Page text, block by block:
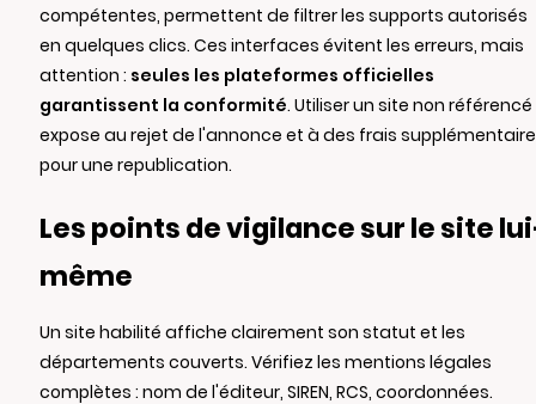
compétentes, permettent de filtrer les supports autorisés
en quelques clics. Ces interfaces évitent les erreurs, mais
attention : seules les plateformes officielles
garantissent la conformité. Utiliser un site non référencé
expose au rejet de l'annonce et à des frais
pour une republication.
Les points de vigilance sur le site
même
Un site habilité affiche clairement son statut et les
départements couverts. Vérifiez les mentions légales
complètes : nom de l'éditeur, SIREN, RCS, coordonnées.